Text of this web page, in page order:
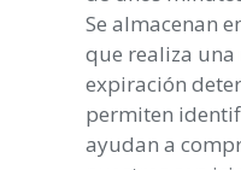
Se almacenan
que realiza una
expiración
permiten
ayudan a